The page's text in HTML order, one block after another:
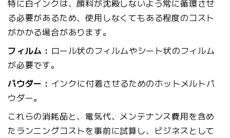
特に白インクは、顔料が沈殿しないよう常に循環させ
る必要があるため、使用しなくてもある程度のコスト
がかかる場合があります。
フィルム : ロール状のフィルムやシート状のフィルム
が必要です。
パウダー : インクに付着させるためのホットメルトパ
ウダー。
これらの消耗品と、電気代、メンテナンス費用を含め
たランニングコストを事前に試算し、ビジネスとして